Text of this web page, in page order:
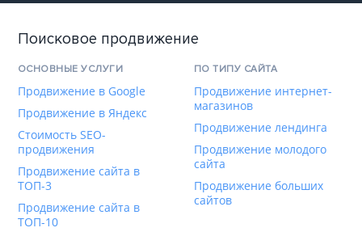
Поисковое продвижение
ОСНОВНЫЕ УСЛУГИ
Продвижение в Google
Продвижение в Яндекс
Стоимость SEO-
продвижения
Продвижение сайта в
ТОП-3
Продвижение сайта в
ТОП-10
ПО ТИПУ САЙТА
Продвижение интернет-
магазинов
Продвижение лендинга
Продвижение молодого
сайта
Продвижение больших
сайтов